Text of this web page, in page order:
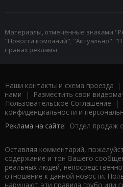
Материалы, отмеченные знаками
"Новости компаний", "Актуально",
правах рекламы.
Наши контакты и схема проезда |
нами | Разместить свои
Пользовательское Соглашение |
конфиденциальности и
Реклама на сайте: Отдел продаж
Оставляя комментарий,
содержание и тон Вашего
реальных людей,
отношение к данной новости.
нарушают эти правила грубо или